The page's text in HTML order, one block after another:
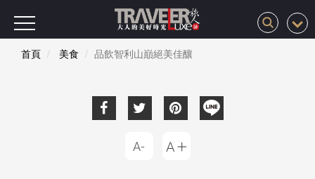
首頁 美食 品飲智利山巔絕美佳釀